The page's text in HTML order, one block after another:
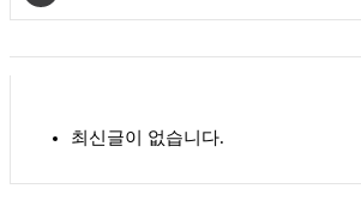
최신글이 없습니다.